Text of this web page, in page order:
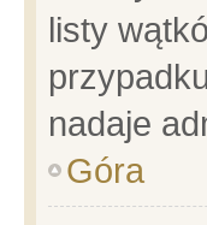
listy
nadaje
Góra